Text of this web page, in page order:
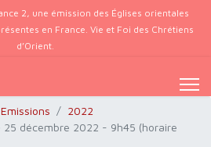
2, une émission des Églises orientales
en France. Vie et Foi des Chrétiens
d’Orient.
Emissions
2022
25 décembre 2022 - 9h45 (horaire